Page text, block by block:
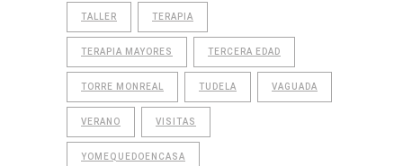
TALLER TERAPIA
TERAPIA MAYORES TERCERA EDAD
TORRE MONREAL TUDELA VAGUADA
VERANO VISITAS
YOMEQUEDOENCASA